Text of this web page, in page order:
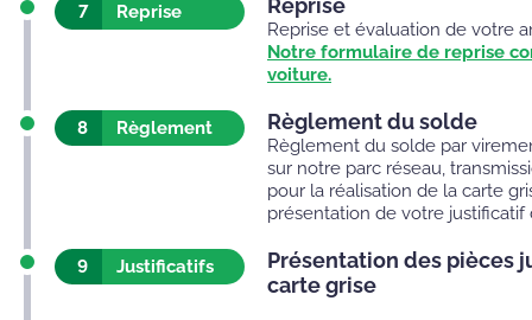
7 Reprise Reprise
Reprise et évaluation de votre
Notre formulaire de reprise
voiture.
8 Règlement Règlement du solde
Règlement du solde par
sur notre parc réseau,
pour la réalisation de la carte
présentation de votre justificatif
9 Justificatifs
Présentation des pièces
carte grise